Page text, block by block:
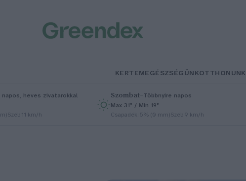
KERTEMEGÉSZSÉGÜNKOTTHONUNK
napos, heves zivatarokkal
Szél: 11 km/h
Szombat–Többnyire napos
Max 31° / Min 19°
Csapadék: 5% (0 mm)Szél: 9 km/h